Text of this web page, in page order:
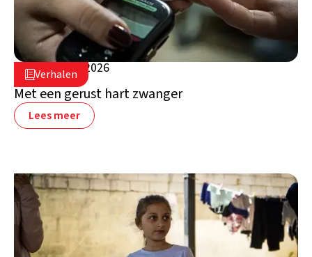
Verhalen
5 augustus 2026
Libanon
Met een gerust hart zwanger
Lees meer